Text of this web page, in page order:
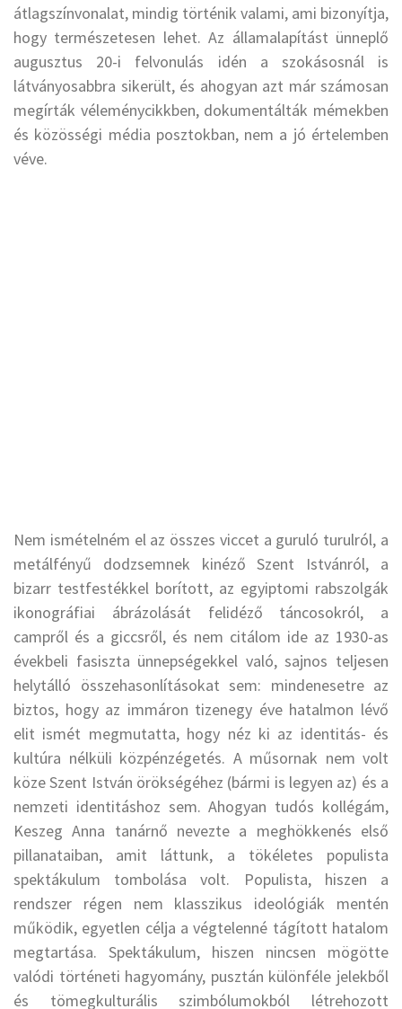
átlagszínvonalat, mindig történik valami, ami bizonyítja,
hogy természetesen lehet. Az államalapítást ünneplő
augusztus 20-i felvonulás idén a szokásosnál is
látványosabbra sikerült, és ahogyan azt már számosan
megírták véleménycikkben, dokumentálták mémekben
és közösségi média posztokban, nem a jó értelemben
véve.
Nem ismételném el az összes viccet a guruló turulról, a
metálfényű dodzsemnek kinéző Szent Istvánról, a
bizarr testfestékkel borított, az egyiptomi rabszolgák
ikonográfiai ábrázolását felidéző táncosokról, a
campről és a giccsről, és nem citálom ide az 1930-as
évekbeli fasiszta ünnepségekkel való, sajnos teljesen
helytálló összehasonlításokat sem: mindenesetre az
biztos, hogy az immáron tizenegy éve hatalmon lévő
elit ismét megmutatta, hogy néz ki az identitás- és
kultúra nélküli közpénzégetés. A műsornak nem volt
köze Szent István örökségéhez (bármi is legyen az) és a
nemzeti identitáshoz sem. Ahogyan tudós kollégám,
Keszeg Anna tanárnő nevezte a meghökkenés első
pillanataiban, amit láttunk, a tökéletes populista
spektákulum tombolása volt. Populista, hiszen a
rendszer régen nem klasszikus ideológiák mentén
működik, egyetlen célja a végtelenné tágított hatalom
megtartása. Spektákulum, hiszen nincsen mögötte
valódi történeti hagyomány, pusztán különféle jelekből
és tömegkulturális szimbólumokból létrehozott